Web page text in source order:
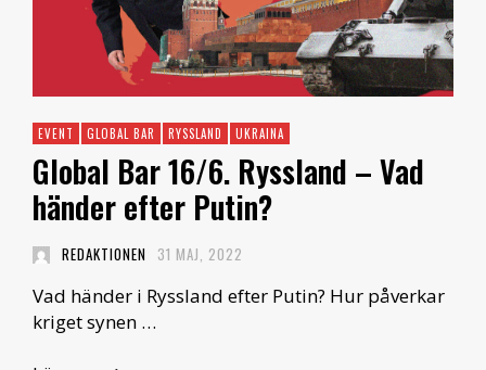
EVENT GLOBAL BAR RYSSLAND UKRAINA
Global Bar 16/6. Ryssland – Vad
händer efter Putin?
REDAKTIONEN 31 MAJ, 2022
Vad händer i Ryssland efter Putin? Hur påverkar
kriget synen …